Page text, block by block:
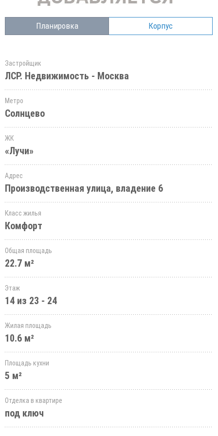
Планировка Корпус
Застройщик
ЛСР. Недвижимость - Москва
Метро
Солнцево
ЖК
«Лучи»
Адрес
Производственная улица, владение 6
Класс жилья
Комфорт
Общая площадь
22.7 м²
Этаж
14 из 23 - 24
Жилая площадь
10.6 м²
Площадь кухни
5 м²
Отделка в квартире
под ключ